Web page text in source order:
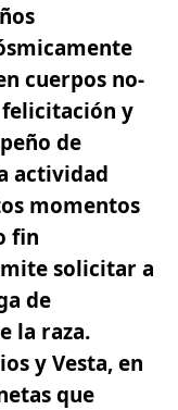
cuerpos no-
felicitación y
de
actividad
momentos
fin
solicitar a
de
la raza.
y Vesta, en
que